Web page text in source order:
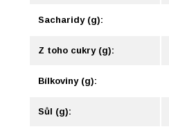
Sacharidy (g):
Z toho cukry (g):
Bílkoviny (g):
Sůl (g):